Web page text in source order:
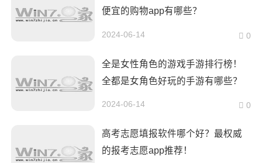
便宜的购物app有哪些？
2024-06-14 0
全是女性角色的游戏手游排行榜！
全都是女角色好玩的手游有哪些？
2024-06-14 0
高考志愿填报软件哪个好？最权威
的报考志愿app推荐！